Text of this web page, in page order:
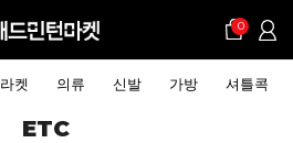
0
라켓 의류 신발 가방 셔틀콕
ETC